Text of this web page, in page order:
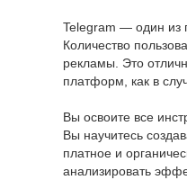
Telegram — один из
Количество
рекламы. Это
платформ, как в
Вы освоите все
Вы научитесь
платное и
анализировать